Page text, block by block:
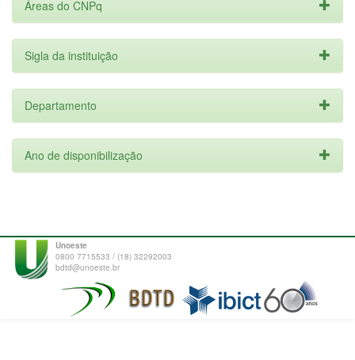
Áreas do CNPq
Sigla da instituição
Departamento
Ano de disponibilização
Unoeste
0800 7715533 / (18) 32292003
bdtd@unoeste.br